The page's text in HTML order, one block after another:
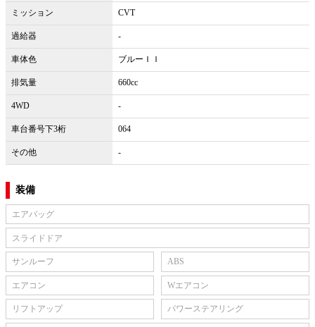
ミッション CVT
過給器 -
車体色 ブルーＩＩ
排気量 660cc
4WD -
車台番号下3桁 064
その他 -
装備
エアバッグ
スライドドア
サンルーフ ABS
エアコン Wエアコン
リフトアップ パワーステアリング